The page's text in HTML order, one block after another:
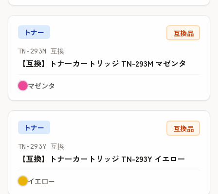
トナー 互換品
TN-293M 互換
【互換】トナーカートリッジ TN-293M マゼンタ
マゼンタ
トナー 互換品
TN-293Y 互換
【互換】トナーカートリッジ TN-293Y イエロー
イエロー